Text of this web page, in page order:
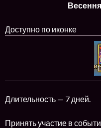
Доступно по иконке
Длительность — 7 дней.
Принять участие в